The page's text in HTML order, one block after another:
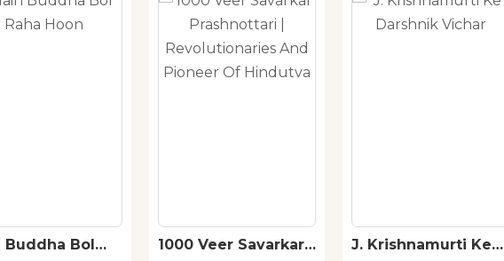
Buddha Bol
1000 Veer Savarkar
J. Krishnamurti Ke